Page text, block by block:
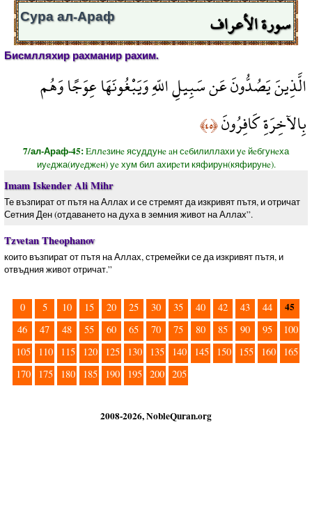
سورة الأعراف Сура ал-Араф
Бисмлляхир рахманир рахим.
الَّذِينَ يَصُدُّونَ عَن سَبِيلِ اللّهِ وَيَبْغُونَهَا عِوَجًا وَهُم
بِالآخِرَةِ كَافِرُونَ﴿٤٥﴾
7/ал-Араф-45:Eллeзинe ясуддунe aн сeбилиллахи уe йeбгунeха
иуeджа(иуeджeн) уe хум бил ахирeти кяфирун(кяфирунe).
Imam Iskender Ali Mihr
Те възпират от пътя на Аллах и се стремят да изкривят пътя, и отричат
Сетния Ден (отдаването на духа в земния живот на Аллах”.
Tzvetan Theophanov
които възпират от пътя на Аллах, стремейки се да изкривят пътя, и
отвъдния живот отричат.”
0 5 10 15 20 25 30 35 40 42 43 44 45
46 47 48 55 60 65 70 75 80 85 90 95
100
105
110 115 120 125 130 135 140 145 150 155 160
165
170
175 180 185 190 195 200 205
2008-2026, NobleQuran.org